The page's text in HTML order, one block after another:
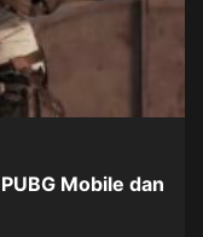
Mobile dan